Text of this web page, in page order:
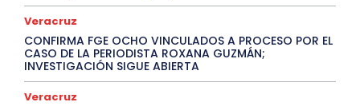
Veracruz
CONFIRMA FGE OCHO VINCULADOS A PROCESO POR EL
CASO DE LA PERIODISTA ROXANA GUZMÁN;
INVESTIGACIÓN SIGUE ABIERTA
Veracruz